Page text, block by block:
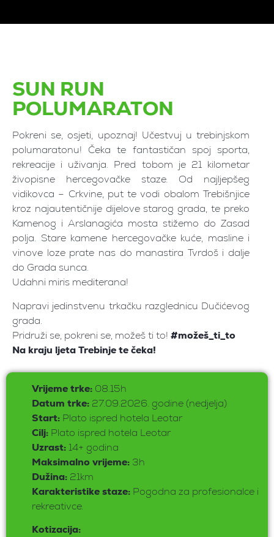
SUN RUN
POLUMARATON
Pokreni se, osjeti, upoznaj! Učestvuj u trebinjskom
polumaratonu! Čeka te fantastičan spoj sporta,
rekreacije i uživanja. Pred tobom je 21 kilometar
živopisne hercegovačke staze. Od najljepšeg
vidikovca – Crkvine, put te vodi obalom Trebišnjice
kroz najautentičnije dijelove starog grada, te preko
Kamenog i Arslanagića mosta stižemo do Zasad
polja. Stare kamene hercegovačke kuće, masline i
vinove loze prate nas do manastira Tvrdoš i dalje
do Grada sunca.
Udahni miris mediterana!
Napravi jedinstvenu trkačku razglednicu Dučićevog
grada.
Pridruži se, pokreni se, možeš ti to! #možeš_ti_to
Na kraju ljeta Trebinje te čeka!
Vrijeme trke: 08.15h
Datum trke: 27.09.2026. godine (nedjelja)
Start: Plato ispred hotela Leotar
Cilj: Plato ispred hotela Leotar
Uzrast:14+ godina
Maksimalno vrijeme: 3h
Dužina: 21km
Karakteristike staze: Pogodna za profesionalce i
rekreativce.
Kotizacija: